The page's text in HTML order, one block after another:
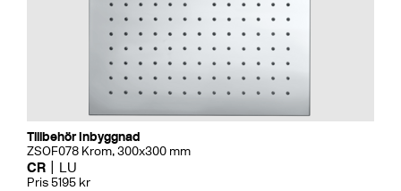
Tillbehör Inbyggnad
ZSOF078 Krom, 300x300 mm
CR LU
Pris 5195 kr